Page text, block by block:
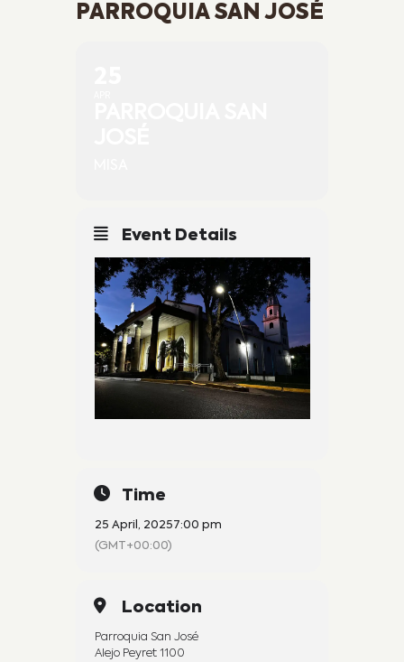
PARROQUIA SAN JOSÉ
Event Details
Time
25 April, 20257:00 pm
(GMT+00:00)
Location
Parroquia San José
Alejo Peyret 1100